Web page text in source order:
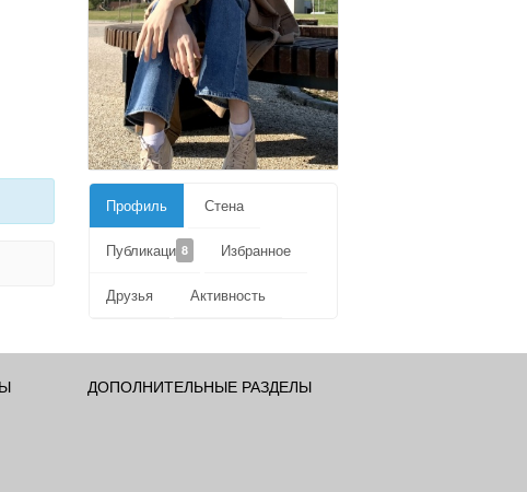
Профиль Стена
Публикации8 Избранное
Друзья Активность
ДОПОЛНИТЕЛЬНЫЕ РАЗДЕЛЫ